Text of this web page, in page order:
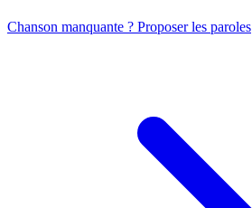
Chanson manquante ? Proposer les paroles